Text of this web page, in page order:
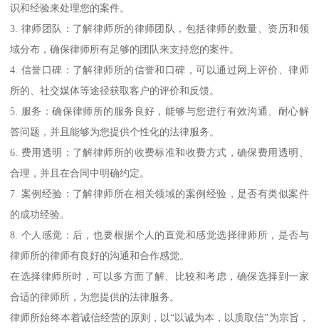
识和经验来处理您的案件。
3. 律师团队：了解律师所的律师团队，包括律师的数量、资历和领
域分布，确保律师所有足够的团队来支持您的案件。
4. 信誉口碑：了解律师所的信誉和口碑，可以通过网上评价、律师
所的、社交媒体等途径获取客户的评价和反馈。
5. 服务：确保律师所的服务良好，能够与您进行有效沟通、耐心解
答问题，并且能够为您提供个性化的法律服务。
6. 费用透明：了解律师所的收费标准和收费方式，确保费用透明、
合理，并且在合同中明确约定。
7. 案例经验：了解律师所在相关领域的案例经验，是否有类似案件
的成功经验。
8. 个人感觉：后，也要根据个人的直觉和感觉选择律师所，是否与
律师所的律师有良好的沟通和合作感觉。
在选择律师所时，可以多方面了解、比较和考虑，确保选择到一家
合适的律师所，为您提供的法律服务。
律师所始终本着诚信经营的原则，以“以诚为本，以质取信”为宗旨，